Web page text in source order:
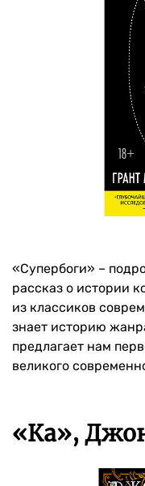
«Супербоги» –
рассказ о истории
из классиков
знает историю
предлагает нам
великого
«Ка»,